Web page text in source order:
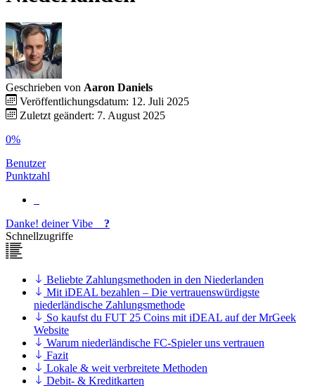
Geschrieben von Aaron Daniels
Veröffentlichungsdatum: 12. Juli 2025
Zuletzt geändert: 7. August 2025
0%
Benutzer
Punktzahl
Danke! deinerVibe
?
Schnellzugriffe
Beliebte Zahlungsmethoden in den Niederlanden
Mit iDEAL bezahlen – Die vertrauenswürdigste
niederländische Zahlungsmethode
So kaufst du FUT 25 Coins mit iDEAL auf der MrGeek
Website
Warum niederländische FC-Spieler uns vertrauen
Fazit
Lokale & weit verbreitete Methoden
Debit- & Kreditkarten